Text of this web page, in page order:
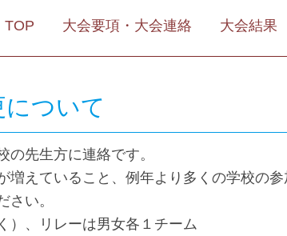
TOP 大会要項・大会連絡 大会結果
ついて
先生方に連絡です。
増えていること、例年より多くの学校の
い。
）、リレーは男女各１チーム